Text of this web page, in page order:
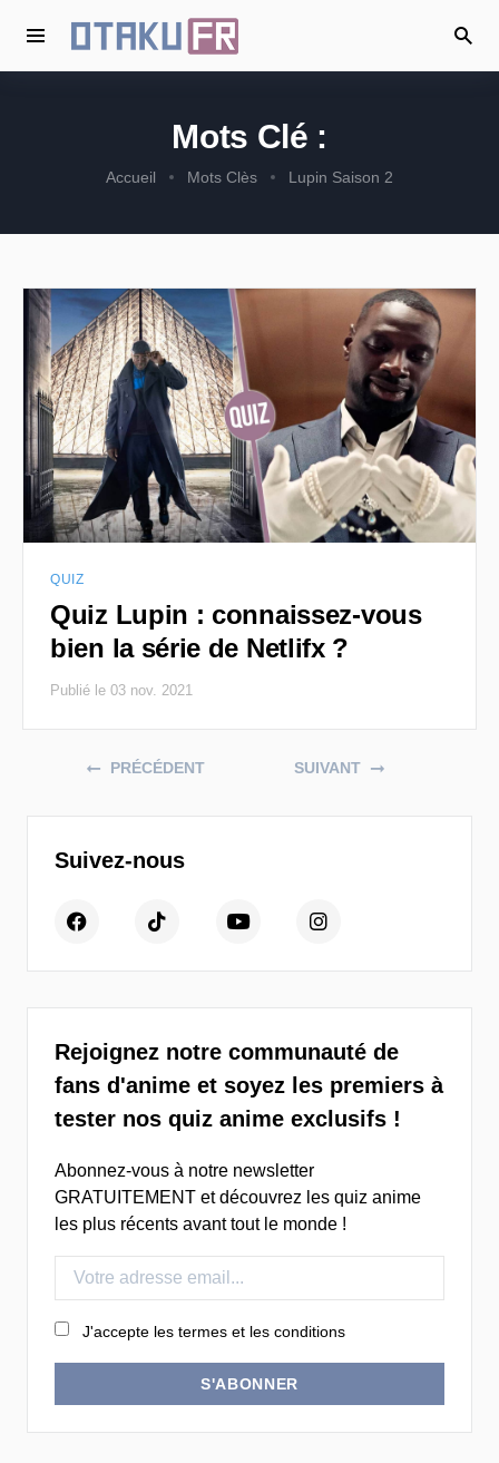
Mots Clé :
Accueil Mots Clès Lupin Saison 2
QUIZ
Quiz Lupin : connaissez-vous
bien la série de Netlifx ?
Publié le 03 nov. 2021
Posts navigation
PRÉCÉDENT SUIVANT
Suivez-nous
Rejoignez notre communauté de
fans d'anime et soyez les premiers à
tester nos quiz anime exclusifs !
Abonnez-vous à notre newsletter
GRATUITEMENT et découvrez les quiz anime
les plus récents avant tout le monde !
J'accepte les termes et les conditions
S'ABONNER